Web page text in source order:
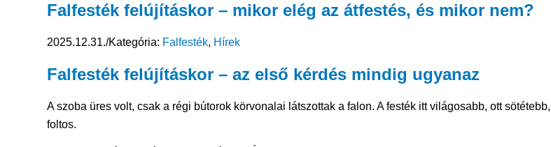
Falfesték felújításkor – mikor elég az átfestés, és mikor nem?
2025.12.31./Kategória: Falfesték, Hírek
Falfesték felújításkor – az első kérdés mindig ugyanaz
A szoba üres volt, csak a régi bútorok körvonalai látszottak a falon. A festék itt világosabb, ott
foltos.